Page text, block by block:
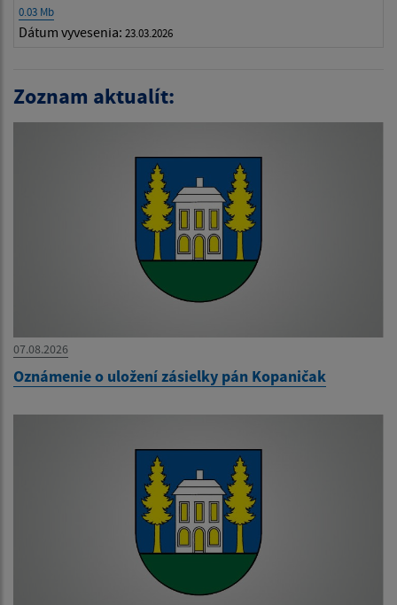
0.03 Mb
Dátum vyvesenia: 23.03.2026
Zoznam aktualít:
07.08.2026
Oznámenie o uložení zásielky pán Kopaničak